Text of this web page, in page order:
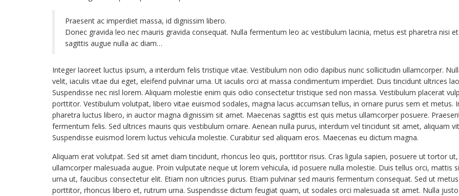
Praesent ac imperdiet massa, id dignissim libero.
Donec gravida leo nec mauris gravida consequat. Nulla fermentum leo ac vestibulum lacinia, metus est pharetra nisi et
sagittis augue nulla ac diam…
Integer laoreet luctus ipsum, a interdum felis tristique vitae. Vestibulum non odio dapibus nunc sollicitudin ullamcorper.
velit, iaculis vitae dui eget, eleifend pulvinar urna. Ut iaculis orci at massa condimentum imperdiet. Duis tincidunt ultrices
Suspendisse nec nisl lorem. Aliquam molestie enim quis odio consectetur tristique sed non massa. Vestibulum placerat
porttitor. Vestibulum volutpat, libero vitae euismod sodales, magna lacus accumsan tellus, in ornare purus sem et metus.
pharetra luctus libero, in auctor magna dignissim sit amet. Maecenas sagittis est quis metus ullamcorper posuere.
fermentum felis. Sed ultrices mauris quis vestibulum ornare. Aenean nulla purus, interdum vel tincidunt sit amet, aliquam
Suspendisse euismod lorem luctus vehicula molestie. Curabitur sed aliquam eros. Maecenas eu dictum magna.
Aliquam erat volutpat. Sed sit amet diam tincidunt, rhoncus leo quis, porttitor risus. Cras ligula sapien, posuere ut tortor ut,
ullamcorper malesuada augue. Proin vulputate neque ut lorem vehicula, id posuere nulla molestie. Duis tellus orci, mattis
urna ut, faucibus consectetur elit. Etiam non ultricies purus. Etiam pulvinar sed mauris fermentum consequat. Sed ut metus
porttitor, rhoncus libero et, rutrum urna. Suspendisse dictum feugiat quam, ut sodales orci malesuada sit amet. Nulla